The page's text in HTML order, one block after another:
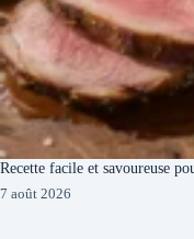
Recette facile et savoureuse
7 août 2026